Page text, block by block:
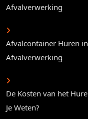
Afvalverwerking
Afvalcontainer Huren
Afvalverwerking
De Kosten van het
Je Weten?